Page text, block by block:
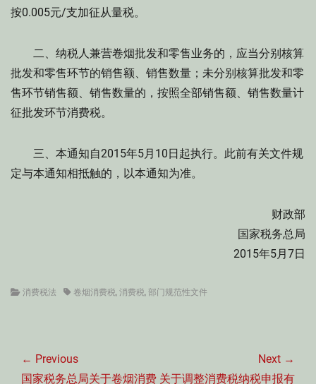
按0.005元/支加征从量税。
二、纳税人兼营卷烟批发和零售业务的，应当分别核算
批发和零售环节的销售额、销售数量；未分别核算批发和零
售环节销售额、销售数量的，按照全部销售额、销售数量计
征批发环节消费税。
三、本通知自2015年5月10日起执行。此前有关文件规
定与本通知相抵触的，以本通知为准。
财政部
国家税务总局
2015年5月7日
Categories
消费税法 Tags卷烟消费税, 消费税, 部门规范性文件
章
← Previous
Previous
国家税务总局关于卷烟消费
Next →
Next
关于调整消费税纳税申报有